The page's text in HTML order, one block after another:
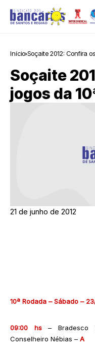
Início Soçaite 2012:
Soçaite
jogos da
21 de junho de 2012
10ª Rodada – Sábado –
09:00 hs– Bradesco
Conselheiro Nébias – A